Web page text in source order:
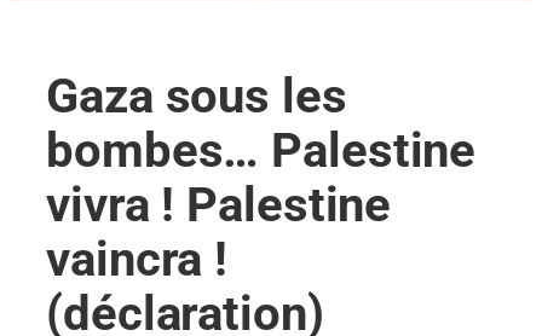
c
e
r
Gaza sous les
bombes… Palestine
vivra ! Palestine
vaincra !
(déclaration)